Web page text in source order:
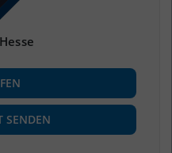
40.078
SENDEN